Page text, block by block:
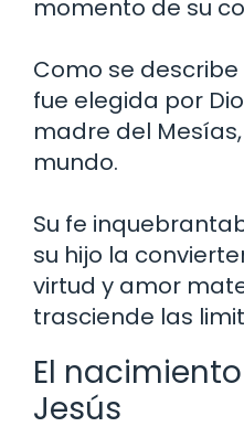
momento de su
Como se describe
fue elegida por
madre del
mundo.
Su fe
su hijo la
virtud y amor
trasciende las
El
Jesús